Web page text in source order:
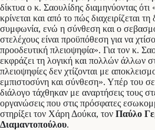
δίκτυα ο κ. Σαουλίδης διαμηνύοντας
κρίνεται και από το πώς διαχειρίζεται
συμφωνία, ενώ η σύνθεση και ο
στελέχους είναι προϋπόθεση για να
προοδευτική πλειοψηφία». Για τον κ.
εκφράζει τη λογική και πολλών
πλειοψηφίες δεν χτίζονται με
εμπιστοσύνη και σύνθεση». Υπέρ του
διάλογο τάχθηκαν με αναρτήσεις τους
οργανώσεις που στις πρόσφατες
στηρίξει τον Χάρη Δούκα, τον Παύλο
Διαμαντοπούλου.